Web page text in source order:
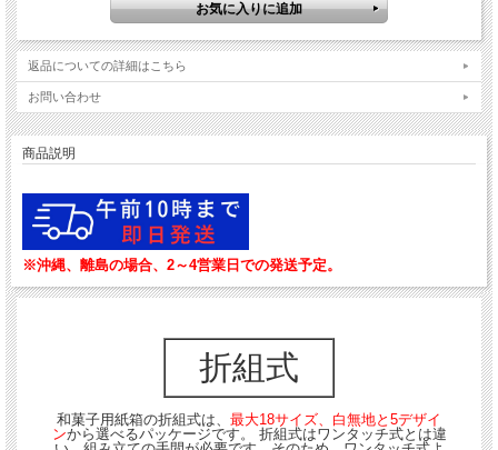
返品についての詳細はこちら
お問い合わせ
商品説明
※沖縄、離島の場合、2～4営業日での発送予定。
折組式
和菓子用紙箱の折組式は、 最大18サイズ、白無地と5デザイ
ンから選べるパッケージです。 折組式はワンタッチ式とは違